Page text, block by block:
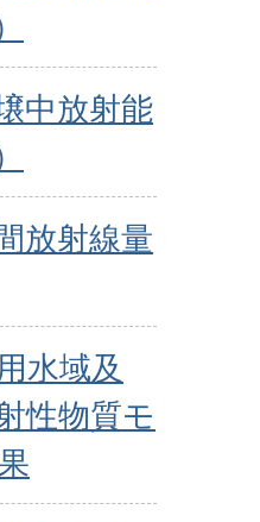
中放射能
放射線量
水域及
性物質モ